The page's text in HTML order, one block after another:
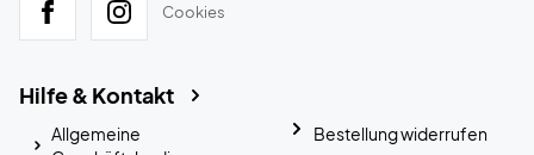
Cookies
Hilfe & Kontakt
Allgemeine
Bestellung widerrufen